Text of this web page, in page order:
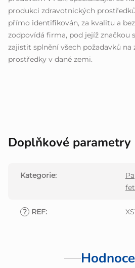
produkci zdravotnických
přímo identifikován, za kvalitu a
zodpovídá firma, pod jejíž značkou
zajistit splnění všech požadavků na
prostředky v dané zemi.
Doplňkové parametry
Kategorie:
? REF: